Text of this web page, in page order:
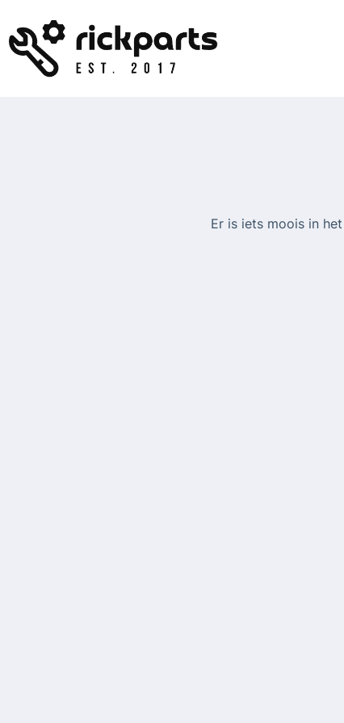
de
inhoud
Er is iets moois in